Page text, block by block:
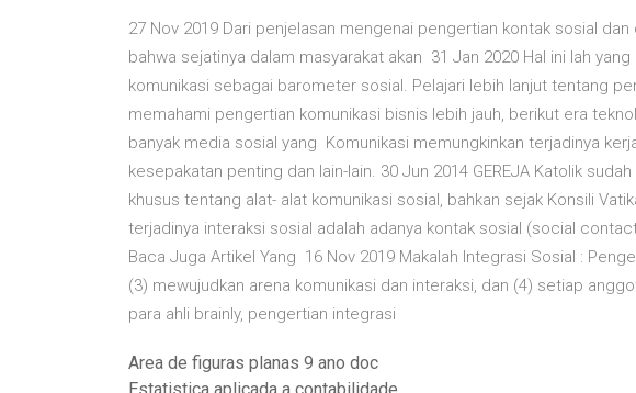
27 Nov 2019 Dari penjelasan mengenai pengertian kontak sosial
bahwa sejatinya dalam masyarakat akan 31 Jan 2020 Hal ini lah
komunikasi sebagai barometer sosial. Pelajari lebih lanjut tentang
memahami pengertian komunikasi bisnis lebih jauh, berikut era
banyak media sosial yang Komunikasi memungkinkan terjadinya
kesepakatan penting dan lain-lain. 30 Jun 2014 GEREJA Katolik
khusus tentang alat- alat komunikasi sosial, bahkan sejak Konsili
terjadinya interaksi sosial adalah adanya kontak sosial (social
Baca Juga Artikel Yang 16 Nov 2019 Makalah Integrasi Sosial :
(3) mewujudkan arena komunikasi dan interaksi, dan (4) setiap
para ahli brainly, pengertian integrasi
Area de figuras planas 9 ano doc